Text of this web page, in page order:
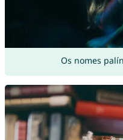
Os nomes